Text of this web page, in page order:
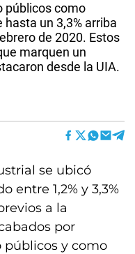
públicos como
un 3,3% arriba
de 2020. Estos
marquen un
desde la UIA.
se ubicó
entre 1,2% y 3,3%
a la
por
y como